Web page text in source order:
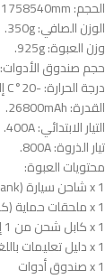
الحجم: 1758540mm.
الوزن الصافي: 350g.
وزن العبوة: 925g.
حجم صندوق الأدوات: 28022055mm.
درجة الحرارة: -20°C إلى 60°C.
القدرة: 26800mAh.
التيار الابتدائي: 400A.
تيار الذروة: 800A.
محتويات العبوة:
1 x شاحن سيارة (Power Bank)
1 x ملحقات حماية (كابل أحمر = موجب؛ أسود = سالب)
1 x كابل شحن من 1 إلى 3
1 x دليل تعليمات باللغة الإنجليزية
1 x صندوق أدوات